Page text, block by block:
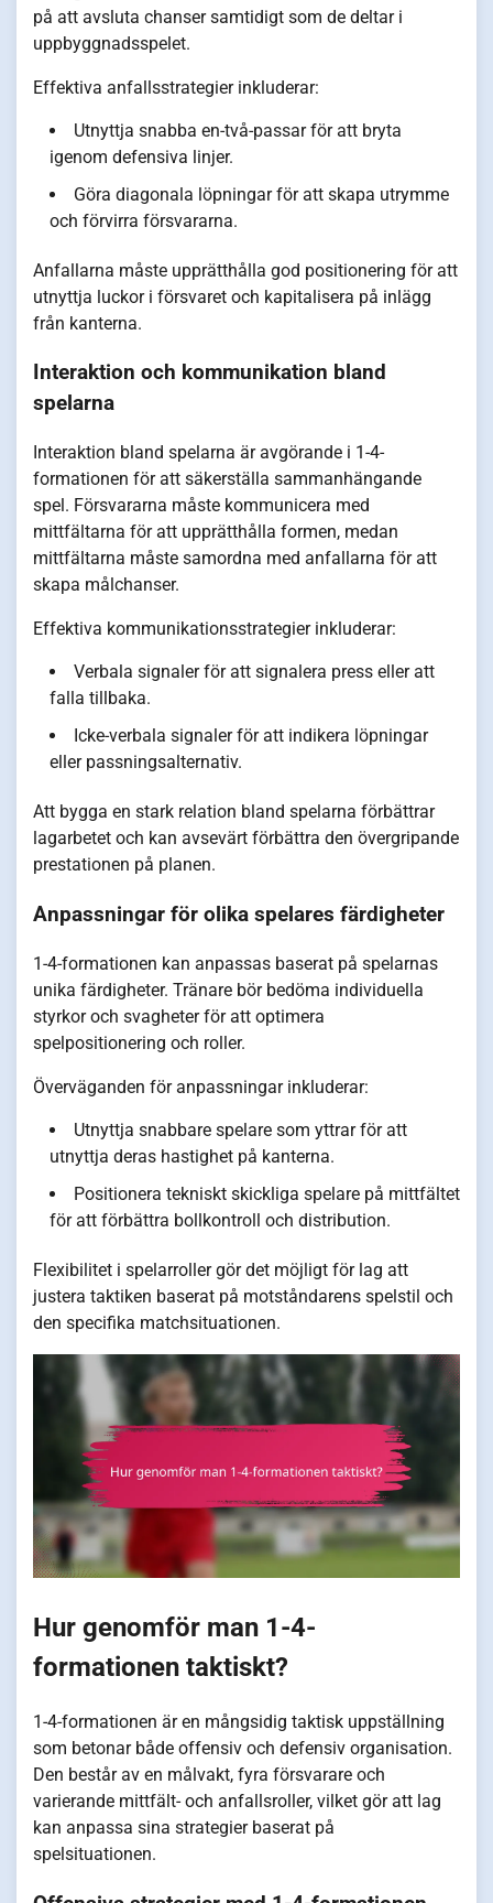
på att avsluta chanser samtidigt som de deltar i
uppbyggnadsspelet.
Effektiva anfallsstrategier inkluderar:
Utnyttja snabba en-två-passar för att bryta
igenom defensiva linjer.
Göra diagonala löpningar för att skapa utrymme
och förvirra försvararna.
Anfallarna måste upprätthålla god positionering för att
utnyttja luckor i försvaret och kapitalisera på inlägg
från kanterna.
Interaktion och kommunikation bland
spelarna
Interaktion bland spelarna är avgörande i 1-4-
formationen för att säkerställa sammanhängande
spel. Försvararna måste kommunicera med
mittfältarna för att upprätthålla formen, medan
mittfältarna måste samordna med anfallarna för att
skapa målchanser.
Effektiva kommunikationsstrategier inkluderar:
Verbala signaler för att signalera press eller att
falla tillbaka.
Icke-verbala signaler för att indikera löpningar
eller passningsalternativ.
Att bygga en stark relation bland spelarna förbättrar
lagarbetet och kan avsevärt förbättra den övergripande
prestationen på planen.
Anpassningar för olika spelares färdigheter
1-4-formationen kan anpassas baserat på spelarnas
unika färdigheter. Tränare bör bedöma individuella
styrkor och svagheter för att optimera
spelpositionering och roller.
Överväganden för anpassningar inkluderar:
Utnyttja snabbare spelare som yttrar för att
utnyttja deras hastighet på kanterna.
Positionera tekniskt skickliga spelare på mittfältet
för att förbättra bollkontroll och distribution.
Flexibilitet i spelarroller gör det möjligt för lag att
justera taktiken baserat på motståndarens spelstil och
den specifika matchsituationen.
Hur genomför man 1-4-
formationen taktiskt?
1-4-formationen är en mångsidig taktisk uppställning
som betonar både offensiv och defensiv organisation.
Den består av en målvakt, fyra försvarare och
varierande mittfält- och anfallsroller, vilket gör att lag
kan anpassa sina strategier baserat på
spelsituationen.